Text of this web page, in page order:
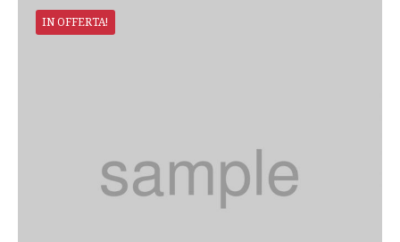
IN OFFERTA!